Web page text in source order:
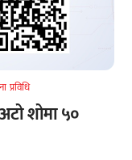
प्रविधि
शोमा ५०